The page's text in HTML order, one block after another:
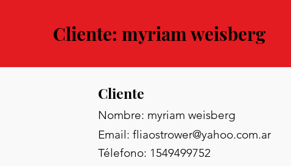
Cliente: myriam weisberg
Cliente
Nombre: myriam weisberg
Email:fliaostrower@yahoo.com.ar
Télefono: 1549499752